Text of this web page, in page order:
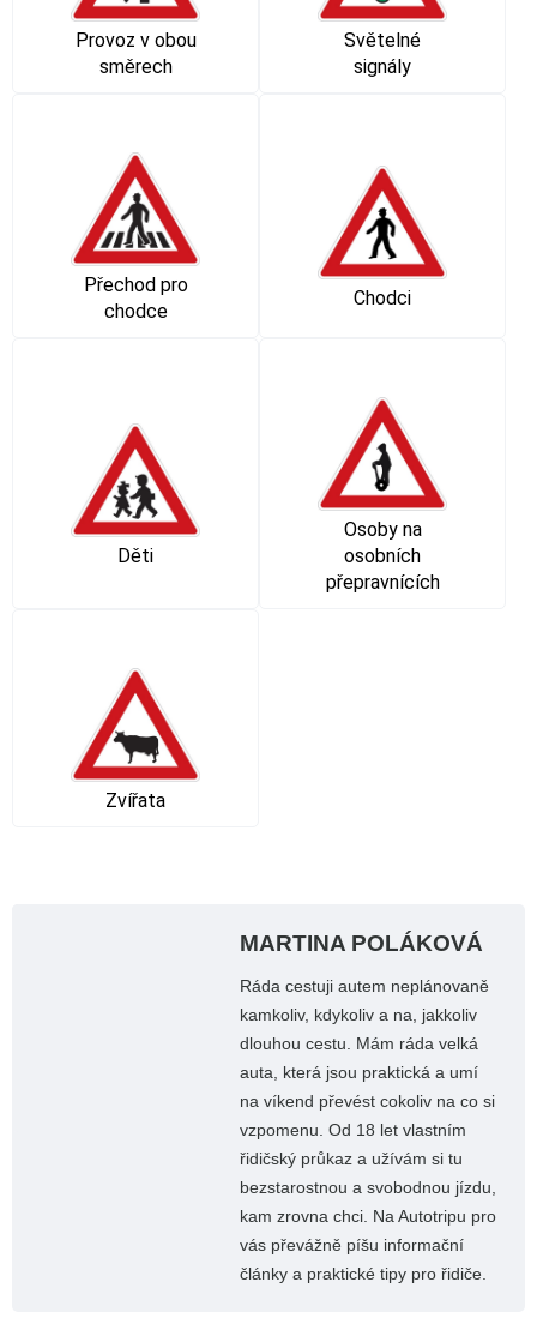
Provoz v obou
směrech
Světelné
signály
Přechod pro
chodce
Chodci
Děti
Osoby na
osobních
přepravnících
Zvířata
MARTINA POLÁKOVÁ
Ráda cestuji autem neplánovaně
kamkoliv, kdykoliv a na, jakkoliv
dlouhou cestu. Mám ráda velká
auta, která jsou praktická a umí
na víkend převést cokoliv na co si
vzpomenu. Od 18 let vlastním
řidičský průkaz a užívám si tu
bezstarostnou a svobodnou jízdu,
kam zrovna chci. Na Autotripu pro
vás převážně píšu informační
články a praktické tipy pro řidiče.